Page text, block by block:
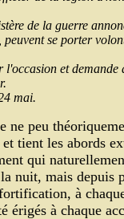
de la guerre
se porter
l'occasion et demande
mai.
ne peu
les abords
qui
nuit, mais depuis
à
érigés à chaque